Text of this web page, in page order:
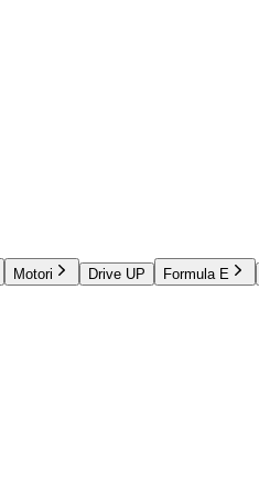
Motori Drive UP Formula E